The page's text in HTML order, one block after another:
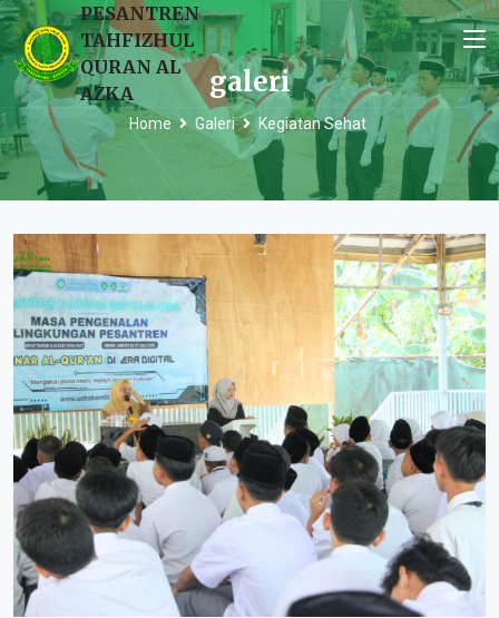
PESANTREN
TAHFIZHUL
QURAN AL
AZKA
galeri
Home Galeri Kegiatan Sehat